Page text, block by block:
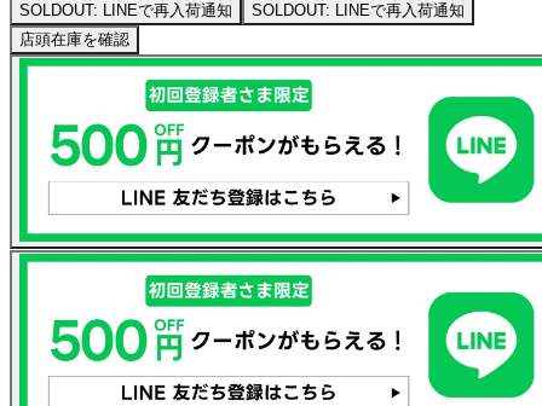
SOLDOUT: LINEで再入荷通知
SOLDOUT: LINEで再入荷通知
店頭在庫を確認